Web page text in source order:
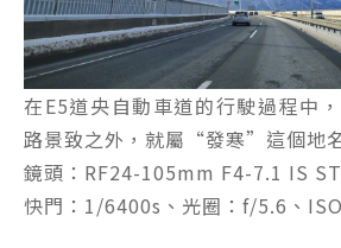
在E5道央自動車道的行駛過程中
路景致之外，就屬“發寒”這個地
鏡頭：RF24-105mm F4-7.1 IS
快門：1/6400s、光圈：f/5.6、